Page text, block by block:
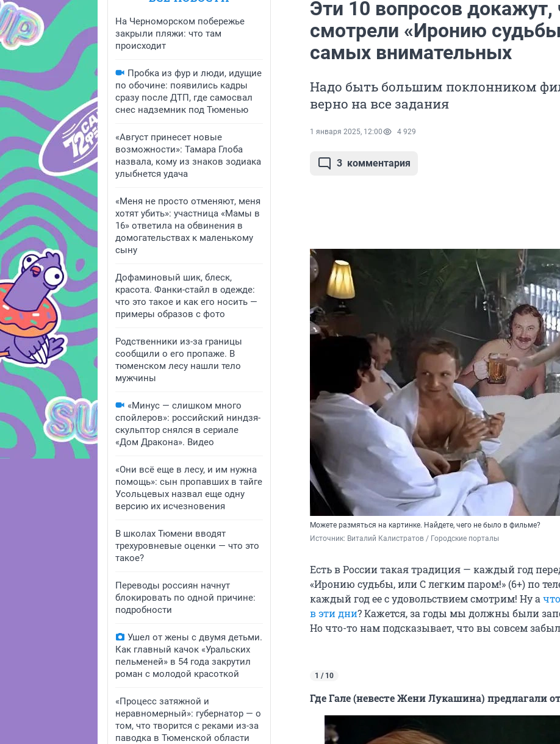
На Черноморском побережье
закрыли пляжи: что там
происходит
Пробка из фур и люди, идущие
по обочине: появились кадры
сразу после ДТП, где самосвал
снес надземник под Тюменью
«Август принесет новые
возможности»: Тамара Глоба
назвала, кому из знаков зодиака
улыбнется удача
«Меня не просто отменяют, меня
хотят убить»: участница «Мамы в
16» ответила на обвинения в
домогательствах к маленькому
сыну
Дофаминовый шик, блеск,
красота. Фанки-стайл в одежде:
что это такое и как его носить —
примеры образов с фото
Родственники из-за границы
сообщили о его пропаже. В
тюменском лесу нашли тело
мужчины
«Минус — слишком много
спойлеров»: российский ниндзя-
скульптор снялся в сериале
«Дом Дракона». Видео
«Они всё еще в лесу, и им нужна
помощь»: сын пропавших в тайге
Усольцевых назвал еще одну
версию их исчезновения
В школах Тюмени вводят
трехуровневые оценки — что это
такое?
Переводы россиян начнут
блокировать по одной причине:
подробности
Ушел от жены с двумя детьми.
Как главный качок «Уральских
пельменей» в 54 года закрутил
роман с молодой красоткой
«Процесс затяжной и
неравномерный»: губернатор — о
том, что творится с реками из-за
паводка в Тюменской области
Эти 10 вопросов докажут,
смотрели «Иронию
самых внимательных
Надо быть большим поклонником
верно на все задания
1 января 2025, 12:00 4 929
3 комментария
Можете размяться на картинке. Найдете, чего не было в фильме?
Источник: Виталий Калистратов / Городские порталы
Есть в России такая традиция — каждый год
«Иронию судьбы, или С легким паром!» (6+) по
каждый год ее с удовольствием смотрим! Ну а
в эти дни? Кажется, за годы мы должны были
Но что-то нам подсказывает, что вы совсем
1 / 10
Где Гале (невесте Жени Лукашина) предлагали